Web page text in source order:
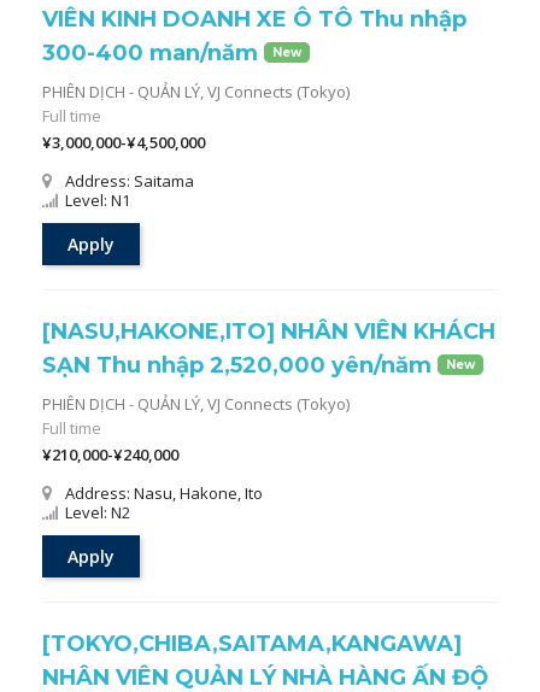
VIÊN KINH DOANH XE Ô TÔ Thu nhập
300-400 man/năm
New
PHIÊN DỊCH - QUẢN LÝ,VJ Connects (Tokyo)
Full time
¥3,000,000-¥4,500,000
Address: Saitama
Level: N1
Apply
[NASU,HAKONE,ITO] NHÂN VIÊN KHÁCH
SẠN Thu nhập 2,520,000 yên/năm
New
PHIÊN DỊCH - QUẢN LÝ,VJ Connects (Tokyo)
Full time
¥210,000-¥240,000
Address: Nasu, Hakone, Ito
Level: N2
Apply
[TOKYO,CHIBA,SAITAMA,KANGAWA]
NHÂN VIÊN QUẢN LÝ NHÀ HÀNG ẤN ĐỘ